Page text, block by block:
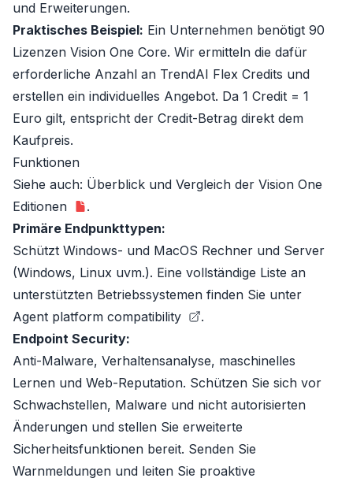
und Erweiterungen.
Praktisches Beispiel: Ein Unternehmen benötigt 90
Lizenzen Vision One Core. Wir ermitteln die dafür
erforderliche Anzahl an TrendAI Flex Credits und
erstellen ein individuelles Angebot. Da 1 Credit = 1
Euro gilt, entspricht der Credit-Betrag direkt dem
Kaufpreis.
Funktionen
Siehe auch: Überblick und Vergleich der Vision One
Editionen
.
Primäre Endpunkttypen:
Schützt Windows- und MacOS Rechner und Server
(Windows, Linux uvm.). Eine vollständige Liste an
unterstützten Betriebssystemen finden Sie unter
Agent platform compatibility
.
Endpoint Security:
Anti-Malware, Verhaltensanalyse, maschinelles
Lernen und Web-Reputation. Schützen Sie sich vor
Schwachstellen, Malware und nicht autorisierten
Änderungen und stellen Sie erweiterte
Sicherheitsfunktionen bereit. Senden Sie
Warnmeldungen und leiten Sie proaktive